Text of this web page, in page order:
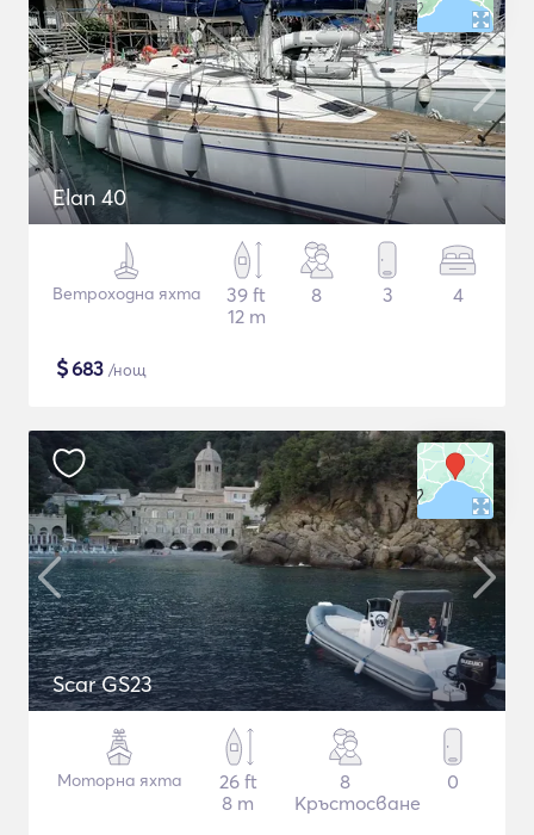
Elan 40
Ветроходна яхта
39 ft
12 m
8 3 4
$683 /нощ
Scar GS23
Моторна яхта
26 ft
8 m
8
Кръстосване
0